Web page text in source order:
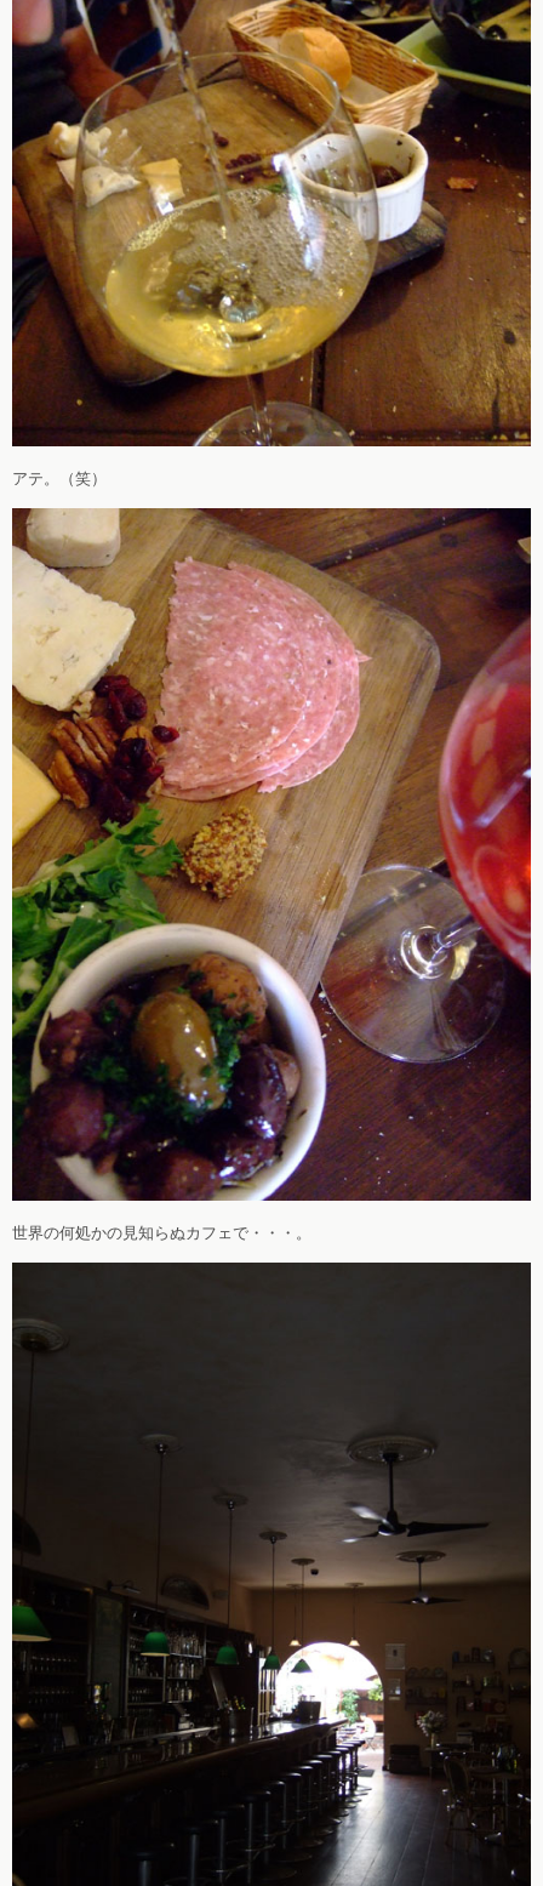
アテ。（笑）
世界の何処かの見知らぬカフェで・・・。